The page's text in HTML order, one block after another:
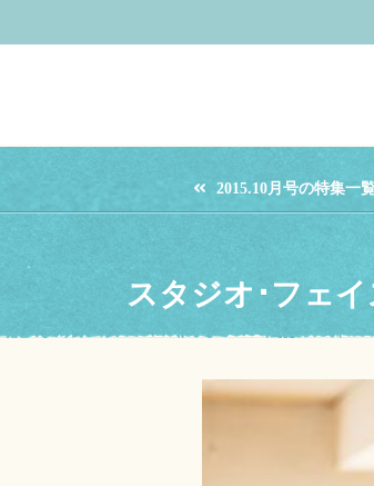
2015.10月号の特集一
スタジオ･フェ